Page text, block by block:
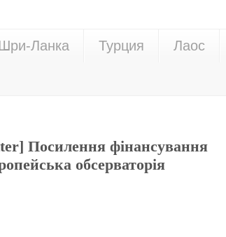
Ланка Турция Лаос
Посилення фінансування
обсерваторія